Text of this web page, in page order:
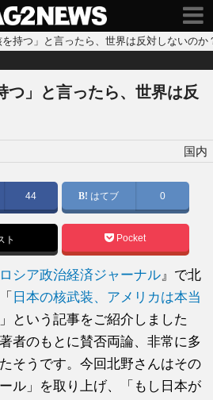
を持つ」と言ったら、世界は反対しないのか
つ」と言ったら、世界は反
国内
44 はてブ 0
ト Pocket
ロシア政治経済ジャーナル 』で北
日本の核武装、アメリカは本当
」という記事をご紹介しました
者のもとに賛否両論、非常に多
そうです。今回北野さんはその
ル」を取り上げ、「もし日本が